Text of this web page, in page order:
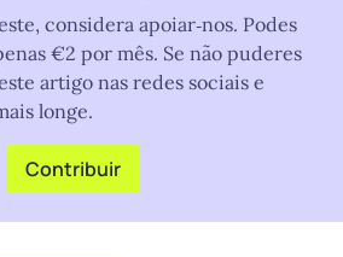
considera apoiar‑nos. Podes
€2 por mês. Se não puderes
artigo nas redes sociais e
longe.
Contribuir